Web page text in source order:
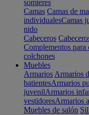
somieres
Camas Camas de
individualesCamas
nido
Cabeceros
Complementos para
colchones
Muebles
Armarios Armarios
batientesArmarios
juvenilArmarios
vestidoresArmarios
Muebles de salón